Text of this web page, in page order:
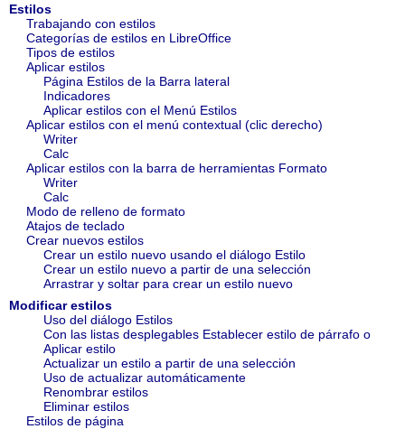
Estilos
Trabajando con estilos
Categorías de estilos en LibreOffice
Tipos de estilos
Aplicar estilos
Página Estilos de la Barra lateral
Indicadores
Aplicar estilos con el Menú Estilos
Aplicar estilos con el menú contextual (clic derecho)
Writer
Calc
Aplicar estilos con la barra de herramientas Formato
Writer
Calc
Modo de relleno de formato
Atajos de teclado
Crear nuevos estilos
Crear un estilo nuevo usando el diálogo Estilo
Crear un estilo nuevo a partir de una selección
Arrastrar y soltar para crear un estilo nuevo
Modificar estilos
Uso del diálogo Estilos
Con las listas desplegables Establecer estilo de párrafo o
Aplicar estilo
Actualizar un estilo a partir de una selección
Uso de actualizar automáticamente
Renombrar estilos
Eliminar estilos
Estilos de página